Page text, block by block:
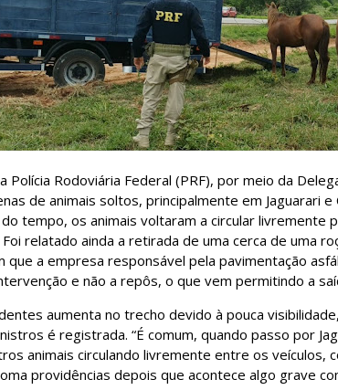
Polícia Rodoviária Federal (PRF), por meio da
de animais soltos, principalmente em Jaguarari
tempo, os animais voltaram a circular livremente
relatado ainda a retirada de uma cerca de uma
que a empresa responsável pela pavimentação
e não a repôs, o que vem permitindo a
aumenta no trecho devido à pouca
é registrada. “É comum, quando passo por
animais circulando livremente entre os veículos,
providências depois que acontece algo grave